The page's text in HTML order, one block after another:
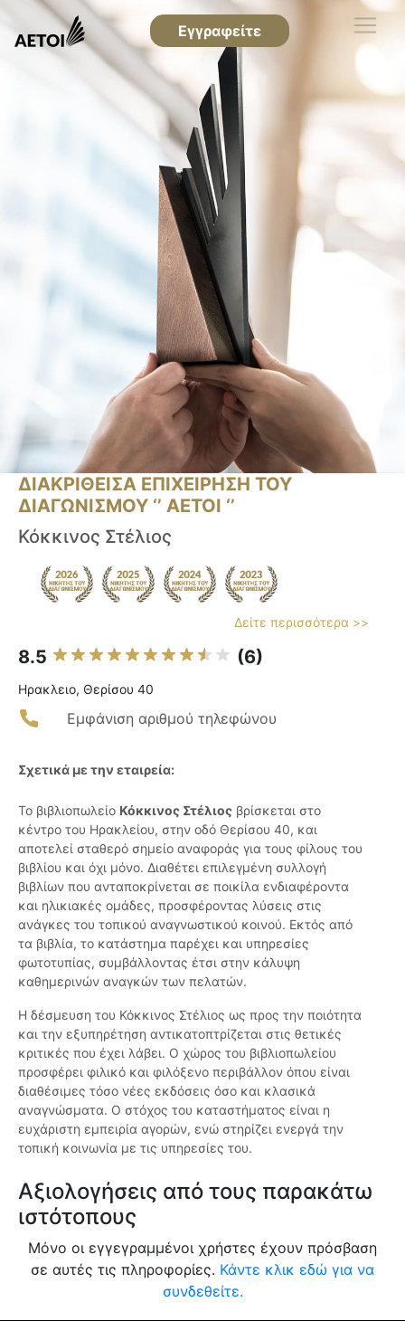
Εγγραφείτε
ΔΙΑΚΡΙΘΕΙΣΑ ΕΠΙΧΕΙΡΗΣΗ ΤΟΥ
ΔΙΑΓΩΝΙΣΜΟΥ ‘’ ΑΕΤΟΙ ‘’
Κόκκινος Στέλιος
Δείτε περισσότερα >>
8.5 (6)
Ηρακλειο, Θερίσου 40
Εμφάνιση αριθμού τηλεφώνου
Σχετικά με την εταιρεία:
Το βιβλιοπωλείο Κόκκινος Στέλιος βρίσκεται στο
κέντρο του Ηρακλείου, στην οδό Θερίσου 40, και
αποτελεί σταθερό σημείο αναφοράς για τους φίλους του
βιβλίου και όχι μόνο. Διαθέτει επιλεγμένη συλλογή
βιβλίων που ανταποκρίνεται σε ποικίλα ενδιαφέροντα
και ηλικιακές ομάδες, προσφέροντας λύσεις στις
ανάγκες του τοπικού αναγνωστικού κοινού. Εκτός από
τα βιβλία, το κατάστημα παρέχει και υπηρεσίες
φωτοτυπίας, συμβάλλοντας έτσι στην κάλυψη
καθημερινών αναγκών των πελατών.
Η δέσμευση του Κόκκινος Στέλιος ως προς την ποιότητα
και την εξυπηρέτηση αντικατοπτρίζεται στις θετικές
κριτικές που έχει λάβει. Ο χώρος του βιβλιοπωλείου
προσφέρει φιλικό και φιλόξενο περιβάλλον όπου είναι
διαθέσιμες τόσο νέες εκδόσεις όσο και κλασικά
αναγνώσματα. Ο στόχος του καταστήματος είναι η
ευχάριστη εμπειρία αγορών, ενώ στηρίζει ενεργά την
τοπική κοινωνία με τις υπηρεσίες του.
Αξιολογήσεις από τους παρακάτω
ιστότοπους
Μόνο οι εγγεγραμμένοι χρήστες έχουν πρόσβαση
σε αυτές τις πληροφορίες. Κάντε κλικ εδώ για να
συνδεθείτε.